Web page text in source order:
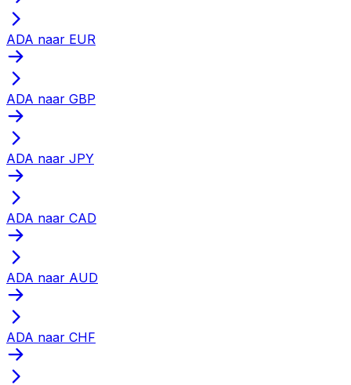
ADA naar EUR
ADA naar GBP
ADA naar JPY
ADA naar CAD
ADA naar AUD
ADA naar CHF